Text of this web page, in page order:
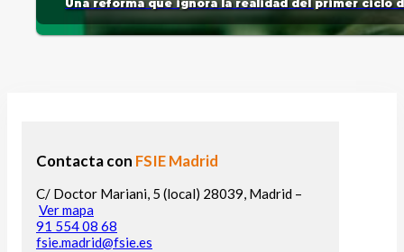
Una reforma que ignora la realidad del primer ciclo
Contacta con FSIE Madrid
C/ Doctor Mariani, 5 (local) 28039, Madrid –
Ver mapa
91 554 08 68
fsie.madrid@fsie.es